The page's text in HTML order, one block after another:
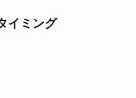
イミング